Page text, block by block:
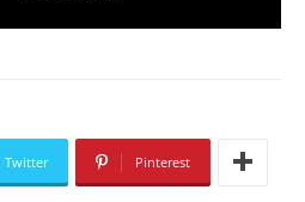
Twitter Pinterest